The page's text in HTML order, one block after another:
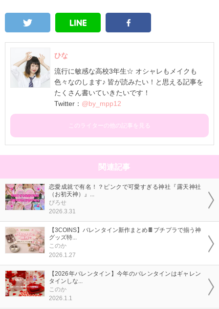
ひな
流行に敏感な高校3年生☆ オシャレもメイクも
色々なのします♪ 皆が読みたい！と思える記事を
たくさん書いていきたいです！
Twitter： @by_mpp12
このライターの他の記事を見る
関連記事
恋愛成就で有名！？ピンクで可愛すぎる神社『露天神社
（お初天神）』...
ぴろせ
2026.3.31
【3COINS】バレンタイン新作まとめ🍫プチプラで揃う神
グッズ特...
このか
2026.1.27
【2026年バレンタイン】今年のバレンタインはギャレン
タインしな...
このか
2026.1.1